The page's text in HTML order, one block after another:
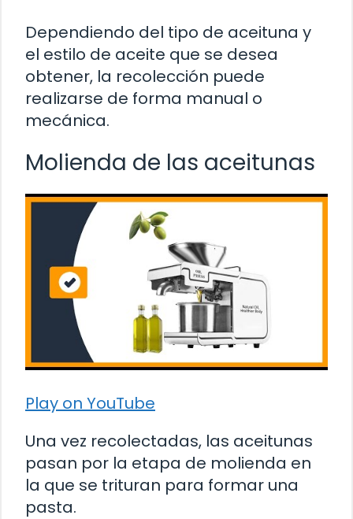
Dependiendo del tipo de aceituna y
el estilo de aceite que se desea
obtener, la recolección puede
realizarse de forma manual o
mecánica.
Molienda de las aceitunas
Play on YouTube
Una vez recolectadas, las aceitunas
pasan por la etapa de molienda en
la que se trituran para formar una
pasta.